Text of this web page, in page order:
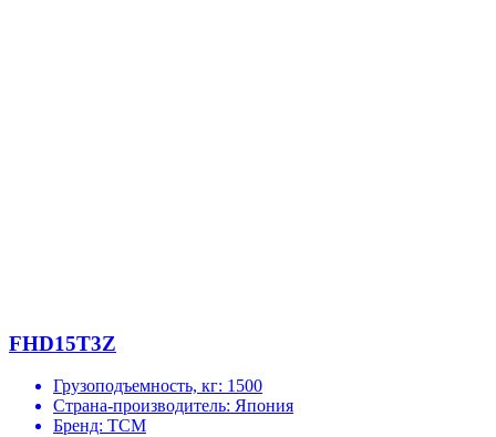
FHD15T3Z
Грузоподъемность, кг: 1500
Страна-производитель: Япония
Бренд: TCM